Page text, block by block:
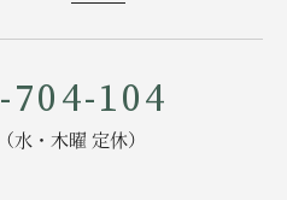
704-104
水・木曜 定休）